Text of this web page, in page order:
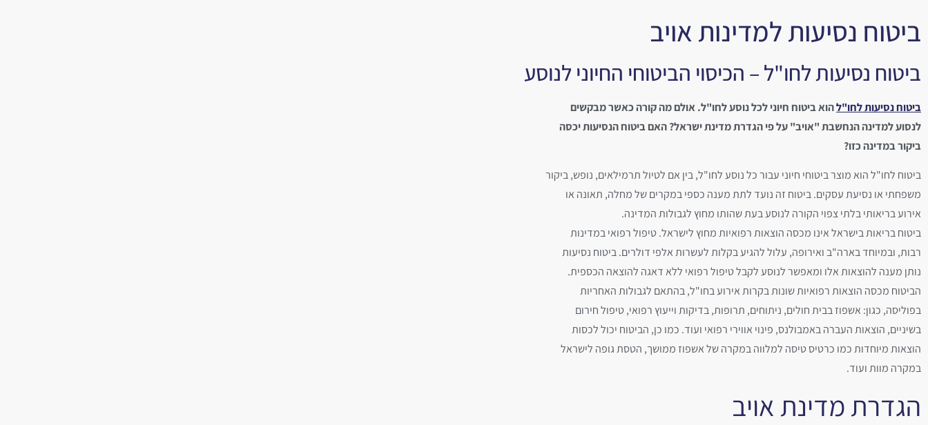
ביטוח נסיעות למדינות אויב
ביטוח נסיעות לחו"ל – הכיסוי הביטוחי החיוני לנוסע
ביטוח נסיעות לחו"להוא ביטוח חיוני לכל נוסע לחו"ל. אולם מה קורה כאשר מבקשים
לנסוע למדינה הנחשבת "אויב" על פי הגדרת מדינת ישראל? האם ביטוח הנסיעות יכסה
ביקור במדינה כזו?
ביטוח לחו"ל הוא מוצר ביטוחי חיוני עבור כל נוסע לחו"ל, בין אם לטיול תרמילאים, נופש, ביקור
משפחתי או נסיעת עסקים. ביטוח זה נועד לתת מענה כספי במקרים של מחלה, תאונה או
אירוע בריאותי בלתי צפוי הקורה לנוסע בעת שהותו מחוץ לגבולות המדינה.
ביטוח בריאות בישראל אינו מכסה הוצאות רפואיות מחוץ לישראל. טיפול רפואי במדינות
רבות, ובמיוחד בארה"ב ואירופה, עלול להגיע בקלות לעשרות אלפי דולרים. ביטוח נסיעות
נותן מענה להוצאות אלו ומאפשר לנוסע לקבל טיפול רפואי ללא דאגה להוצאה הכספית.
הביטוח מכסה הוצאות רפואיות שונות בקרות אירוע בחו"ל, בהתאם לגבולות האחריות
בפוליסה, כגון: אשפוז בבית חולים, ניתוחים, תרופות, בדיקות וייעוץ רפואי, טיפול חירום
בשיניים, הוצאות העברה באמבולנס, פינוי אווירי רפואי ועוד. כמו כן, הביטוח יכול לכסות
הוצאות מיוחדות כמו כרטיס טיסה למלווה במקרה של אשפוז ממושך, הטסת גופה לישראל
במקרה מוות ועוד.
הגדרת מדינת אויב